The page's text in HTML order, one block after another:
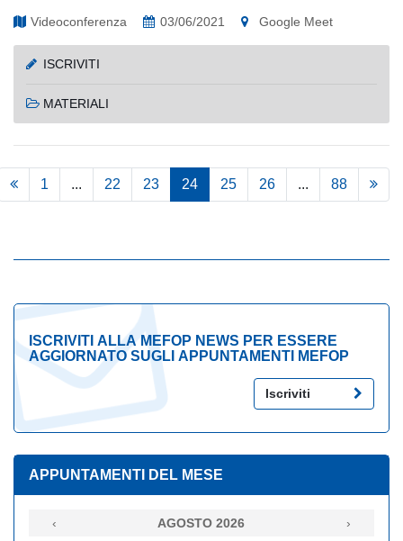
Videoconferenza 03/06/2021 Google Meet
ISCRIVITI
MATERIALI
1 ... 22 23 24 25 26 ... 88
ISCRIVITI ALLA MEFOP NEWS PER ESSERE
AGGIORNATO SUGLI APPUNTAMENTI MEFOP
Iscriviti
APPUNTAMENTI DEL MESE
‹ AGOSTO 2026 ›